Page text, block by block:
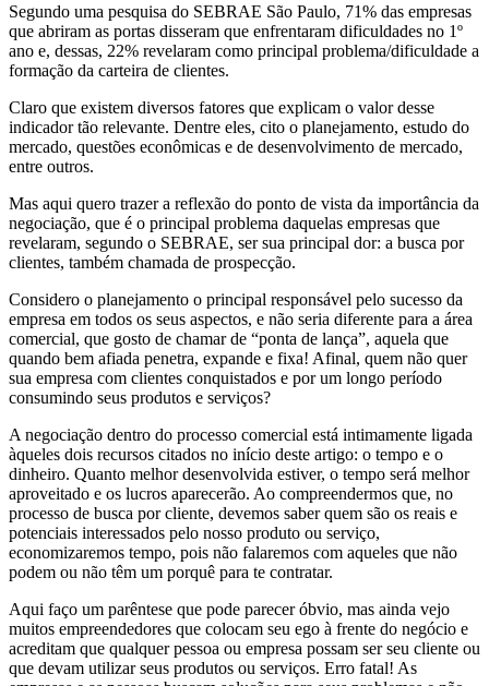
Segundo uma pesquisa do SEBRAE São Paulo, 71% das empresas
que abriram as portas disseram que enfrentaram dificuldades no 1º
ano e, dessas, 22% revelaram como principal problema/dificuldade a
formação da carteira de clientes.
Claro que existem diversos fatores que explicam o valor desse
indicador tão relevante. Dentre eles, cito o planejamento, estudo do
mercado, questões econômicas e de desenvolvimento de mercado,
entre outros.
Mas aqui quero trazer a reflexão do ponto de vista da importância da
negociação, que é o principal problema daquelas empresas que
revelaram, segundo o SEBRAE, ser sua principal dor: a busca por
clientes, também chamada de prospecção.
Considero o planejamento o principal responsável pelo sucesso da
empresa em todos os seus aspectos, e não seria diferente para a área
comercial, que gosto de chamar de “ponta de lança”, aquela que
quando bem afiada penetra, expande e fixa! Afinal, quem não quer
sua empresa com clientes conquistados e por um longo período
consumindo seus produtos e serviços?
A negociação dentro do processo comercial está intimamente ligada
àqueles dois recursos citados no início deste artigo: o tempo e o
dinheiro. Quanto melhor desenvolvida estiver, o tempo será melhor
aproveitado e os lucros aparecerão. Ao compreendermos que, no
processo de busca por cliente, devemos saber quem são os reais e
potenciais interessados pelo nosso produto ou serviço,
economizaremos tempo, pois não falaremos com aqueles que não
podem ou não têm um porquê para te contratar.
Aqui faço um parêntese que pode parecer óbvio, mas ainda vejo
muitos empreendedores que colocam seu ego à frente do negócio e
acreditam que qualquer pessoa ou empresa possam ser seu cliente ou
que devam utilizar seus produtos ou serviços. Erro fatal! As